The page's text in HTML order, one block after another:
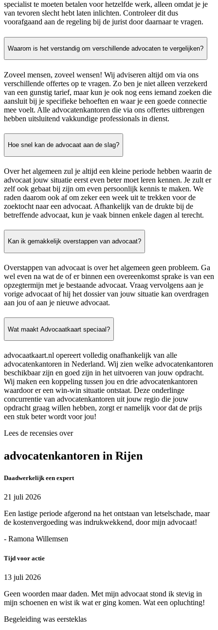
specialist te moeten betalen voor hetzelfde werk, alleen omdat je je
van tevoren slecht hebt laten inlichten. Controleer dit dus
voorafgaand aan de regeling bij de jurist door daarnaar te vragen.
Waarom is het verstandig om verschillende advocaten te vergelijken?
Zoveel mensen, zoveel wensen! Wij adviseren altijd om via ons
verschillende offertes op te vragen. Zo ben je niet alleen verzekerd
van een gunstig tarief, maar kun je ook nog eens iemand zoeken die
aansluit bij je specifieke behoeften en waar je een goede connectie
mee voelt. Alle advocatenkantoren die via ons offertes uitbrengen
hebben uitsluitend vakkundige professionals in dienst.
Hoe snel kan de advocaat aan de slag?
Over het algemeen zul je altijd een kleine periode hebben waarin de
advocaat jouw situatie eerst even beter moet leren kennen. Je zult er
zelf ook gebaat bij zijn om even persoonlijk kennis te maken. We
raden daarom ook af om zeker een week uit te trekken voor de
zoektocht naar een advocaat. Afhankelijk van de drukte bij de
betreffende advocaat, kun je vaak binnen enkele dagen al terecht.
Kan ik gemakkelijk overstappen van advocaat?
Overstappen van advocaat is over het algemeen geen probleem. Ga
wel even na wat de of er binnen een overeenkomst sprake is van een
opzegtermijn met je bestaande advocaat. Vraag vervolgens aan je
vorige advocaat of hij het dossier van jouw situatie kan overdragen
aan jou of aan je nieuwe advocaat.
Wat maakt Advocaatkaart speciaal?
advocaatkaart.nl opereert volledig onafhankelijk van alle
advocatenkantoren in Nederland. Wij zien welke advocatenkantoren
beschikbaar zijn en goed zijn in het uitvoeren van jouw opdracht.
Wij maken een koppeling tussen jou en drie advocatenkantoren
waardoor er een win-win situatie ontstaat. Deze onderlinge
concurrentie van advocatenkantoren uit jouw regio die jouw
opdracht graag willen hebben, zorgt er namelijk voor dat de prijs
een stuk beter wordt voor jou!
Lees de recensies over
advocatenkantoren in Rijen
Daadwerkelijk een expert
21 juli 2026
Een lastige periode afgerond na het ontstaan van letselschade, maar
de kostenvergoeding was indrukwekkend, door mijn advocaat!
- Ramona Willemsen
Tijd voor actie
13 juli 2026
Geen woorden maar daden. Met mijn advocaat stond ik stevig in
mijn schoenen en wist ik wat er ging komen. Wat een opluchting!
Begeleiding was eersteklas